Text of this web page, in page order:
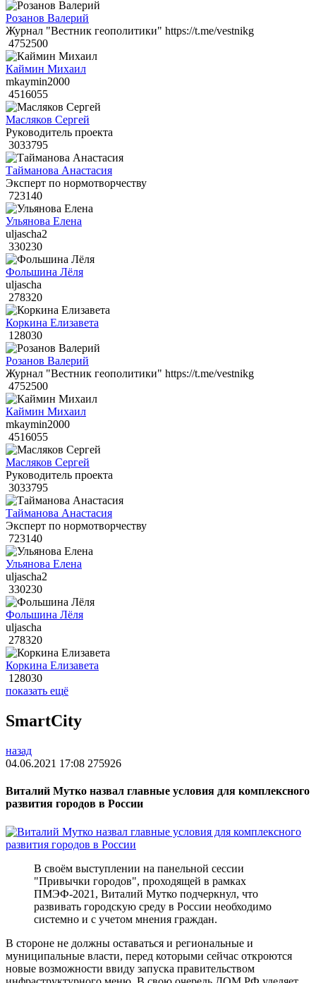
Розанов Валерий
Журнал "Вестник геополитики" https://t.me/vestnikg
4752500
Каймин Михаил
mkaymin2000
4516055
Масляков Сергей
Руководитель проекта
3033795
Тайманова Анастасия
Эксперт по нормотворчеству
723140
Ульянова Елена
uljascha2
330230
Фольшина Лёля
uljascha
278320
Коркина Елизавета
128030
Розанов Валерий
Журнал "Вестник геополитики" https://t.me/vestnikg
4752500
Каймин Михаил
mkaymin2000
4516055
Масляков Сергей
Руководитель проекта
3033795
Тайманова Анастасия
Эксперт по нормотворчеству
723140
Ульянова Елена
uljascha2
330230
Фольшина Лёля
uljascha
278320
Коркина Елизавета
128030
показать ещё
SmartCity
назад
04.06.2021 17:08 275926
Виталий Мутко назвал главные условия для комплексного
развития городов в России
В своём выступлении на панельной сессии
"Привычки городов", проходящей в рамках
ПМЭФ-2021, Виталий Мутко подчеркнул, что
развивать городскую среду в России необходимо
системно и с учетом мнения граждан.
В стороне не должны оставаться и региональные и
муниципальные власти, перед которыми сейчас откроются
новые возможности ввиду запуска правительством